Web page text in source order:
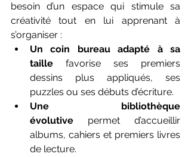
besoin d’un espace qui stimule sa
créativité tout en lui apprenant à
s’organiser :
Un coin bureau adapté à sa
taille favorise ses premiers
dessins plus appliqués, ses
puzzles ou ses débuts d’écriture.
Une bibliothèque
évolutive permet d’accueillir
albums, cahiers et premiers livres
de lecture.